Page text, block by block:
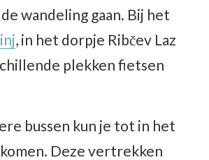
wandeling gaan. Bij het
, in het dorpje Ribčev Laz
plekken fietsen
bussen kun je tot in het
Deze vertrekken